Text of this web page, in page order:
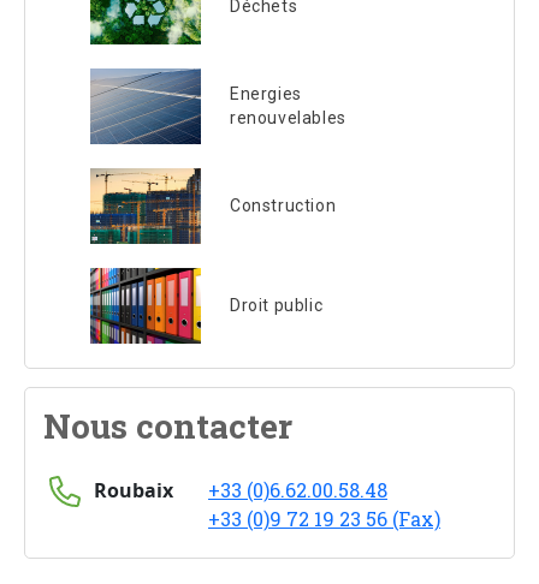
Déchets
Energies
renouvelables
Construction
Droit public
Nous contacter
Roubaix
+33 (0)6.62.00.58.48
+33 (0)9 72 19 23 56 (Fax)